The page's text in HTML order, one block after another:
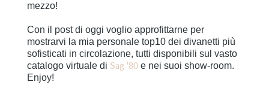
mezzo!
Con il post di oggi voglio approfittarne per
mostrarvi la mia personale top10 dei divanetti più
sofisticati in circolazione, tutti disponibili sul vasto
catalogo virtuale di Sag '80 e nei suoi show-room.
Enjoy!